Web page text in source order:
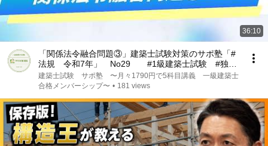
36:10
「関係法令融合問題③」建築士試験対策のサポ塾「#
法規 令和7年」 No29 #1級建築士試験 #独学
#勉強
建築士試験 サポ塾 〜月々1790円で5科目講義 一級建築士
合格メンバーシップ〜 • 181 views